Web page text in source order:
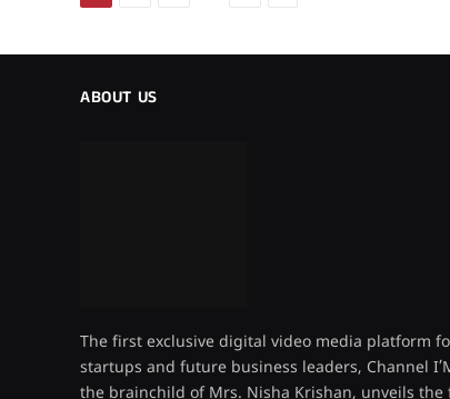
ABOUT US
The first exclusive digital video media platform
startups and future business leaders, Channel
the brainchild of Mrs. Nisha Krishan, unveils the